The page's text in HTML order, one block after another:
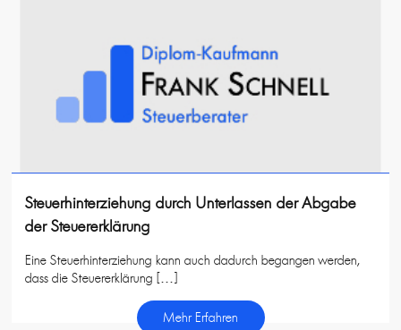
Steuerhinterziehung durch Unterlassen der Abgabe
der Steuererklärung
Eine Steuerhinterziehung kann auch dadurch begangen werden,
dass die Steuererklärung […]
Mehr Erfahren